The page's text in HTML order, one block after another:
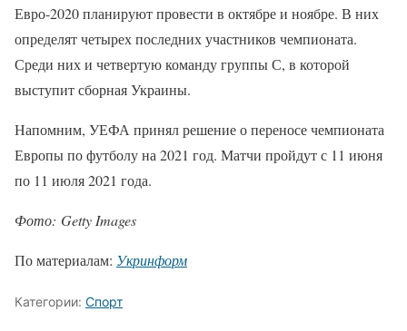
Евро-2020 планируют провести в октябре и ноябре. В них
определят четырех последних участников чемпионата.
Среди них и четвертую команду группы С, в которой
выступит сборная Украины.
Напомним, УЕФА принял решение о переносе чемпионата
Европы по футболу на 2021 год. Матчи пройдут с 11 июня
по 11 июля 2021 года.
Фото: Getty Images
По материалам: Укринформ
Категории: Спорт